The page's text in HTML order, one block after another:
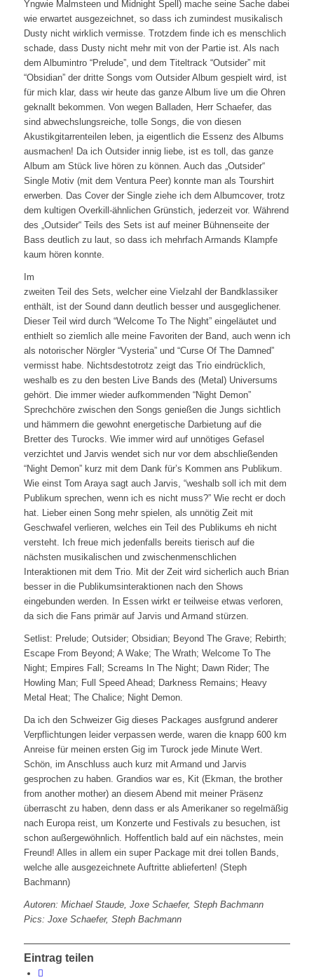
Yngwie Malmsteen und Midnight Spell) mache seine Sache dabei
wie erwartet ausgezeichnet, so dass ich zumindest musikalisch
Dusty nicht wirklich vermisse. Trotzdem finde ich es menschlich
schade, dass Dusty nicht mehr mit von der Partie ist. Als nach
dem Albumintro “Prelude”, und dem Titeltrack “Outsider” mit
“Obsidian” der dritte Songs vom Outsider Album gespielt wird, ist
für mich klar, dass wir heute das ganze Album live um die Ohren
geknallt bekommen. Von wegen Balladen, Herr Schaefer, das
sind abwechslungsreiche, tolle Songs, die von diesen
Akustikgitarrenteilen leben, ja eigentlich die Essenz des Albums
ausmachen! Da ich Outsider innig liebe, ist es toll, das ganze
Album am Stück live hören zu können. Auch das „Outsider“
Single Motiv (mit dem Ventura Peer) konnte man als Tourshirt
erwerben. Das Cover der Single ziehe ich dem Albumcover, trotz
dem kultigen Overkill-ähnlichen Grünstich, jederzeit vor. Während
des „Outsider“ Teils des Sets ist auf meiner Bühnenseite der
Bass deutlich zu laut, so dass ich mehrfach Armands Klampfe
kaum hören konnte.
Im
zweiten Teil des Sets, welcher eine Vielzahl der Bandklassiker
enthält, ist der Sound dann deutlich besser und ausgeglichener.
Dieser Teil wird durch “Welcome To The Night” eingeläutet und
enthielt so ziemlich alle meine Favoriten der Band, auch wenn ich
als notorischer Nörgler “Vysteria” und “Curse Of The Damned”
vermisst habe. Nichtsdestotrotz zeigt das Trio eindrücklich,
weshalb es zu den besten Live Bands des (Metal) Universums
gehört. Die immer wieder aufkommenden “Night Demon”
Sprechchöre zwischen den Songs genießen die Jungs sichtlich
und hämmern die gewohnt energetische Darbietung auf die
Bretter des Turocks. Wie immer wird auf unnötiges Gefasel
verzichtet und Jarvis wendet sich nur vor dem abschließenden
“Night Demon” kurz mit dem Dank für’s Kommen ans Publikum.
Wie einst Tom Araya sagt auch Jarvis, “weshalb soll ich mit dem
Publikum sprechen, wenn ich es nicht muss?” Wie recht er doch
hat. Lieber einen Song mehr spielen, als unnötig Zeit mit
Geschwafel verlieren, welches ein Teil des Publikums eh nicht
versteht. Ich freue mich jedenfalls bereits tierisch auf die
nächsten musikalischen und zwischenmenschlichen
Interaktionen mit dem Trio. Mit der Zeit wird sicherlich auch Brian
besser in die Publikumsinteraktionen nach den Shows
eingebunden werden. In Essen wirkt er teilweise etwas verloren,
da sich die Fans primär auf Jarvis und Armand stürzen.
Setlist: Prelude; Outsider; Obsidian; Beyond The Grave; Rebirth;
Escape From Beyond; A Wake; The Wrath; Welcome To The
Night; Empires Fall; Screams In The Night; Dawn Rider; The
Howling Man; Full Speed Ahead; Darkness Remains; Heavy
Metal Heat; The Chalice; Night Demon.
Da ich den Schweizer Gig dieses Packages ausfgrund anderer
Verpflichtungen leider verpassen werde, waren die knapp 600 km
Anreise für meinen ersten Gig im Turock jede Minute Wert.
Schön, im Anschluss auch kurz mit Armand und Jarvis
gesprochen zu haben. Grandios war es, Kit (Ekman, the brother
from another mother) an diesem Abend mit meiner Präsenz
überrascht zu haben, denn dass er als Amerikaner so regelmäßig
nach Europa reist, um Konzerte und Festivals zu besuchen, ist
schon außergewöhnlich. Hoffentlich bald auf ein nächstes, mein
Freund! Alles in allem ein super Package mit drei tollen Bands,
welche alle ausgezeichnete Auftritte ablieferten! (Steph
Bachmann)
Autoren: Michael Staude, Joxe Schaefer, Steph Bachmann
Pics: Joxe Schaefer, Steph Bachmann
Eintrag teilen